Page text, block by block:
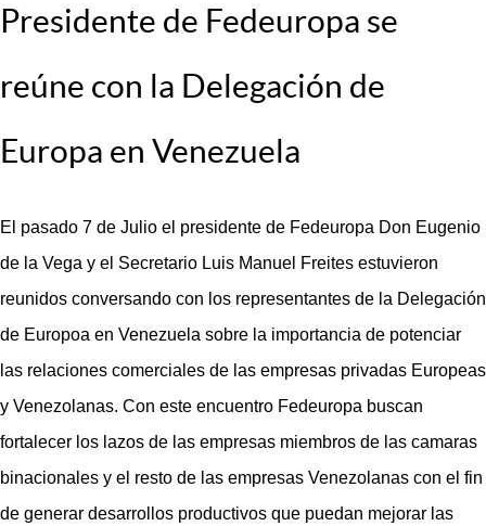
Presidente de Fedeuropa se
reúne con la Delegación de
Europa en Venezuela
El pasado 7 de Julio el presidente de Fedeuropa Don Eugenio
de la Vega y el Secretario Luis Manuel Freites estuvieron
reunidos conversando con los representantes de la Delegación
de Europoa en Venezuela sobre la importancia de potenciar
las relaciones comerciales de las empresas privadas Europeas
y Venezolanas. Con este encuentro Fedeuropa buscan
fortalecer los lazos de las empresas miembros de las camaras
binacionales y el resto de las empresas Venezolanas con el fin
de generar desarrollos productivos que puedan mejorar las